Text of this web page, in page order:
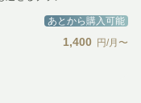
あとから購入可能
1,400 円/月〜